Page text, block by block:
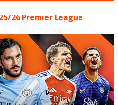
26 Premier League